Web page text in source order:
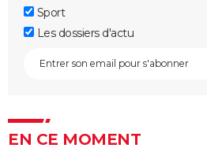
Sport
Les dossiers d'actu
EN CE MOMENT